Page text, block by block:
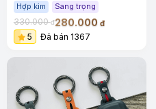
Hợp kim Sang trọng
330.000đ280.000 đ
5 Đã bán 1367